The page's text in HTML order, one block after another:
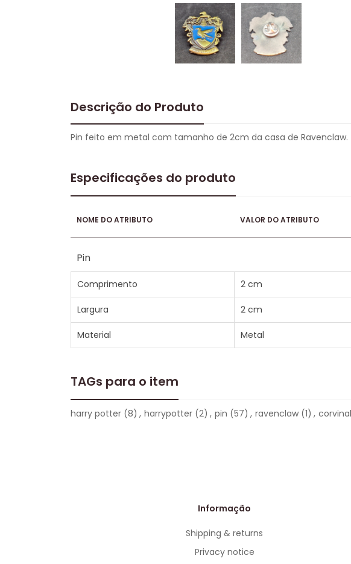
Descrição do Produto
Pin feito em metal com tamanho de 2cm da casa de Ravenclaw.
Especificações do produto
NOME DO ATRIBUTO VALOR DO ATRIBUTO
Pin
Comprimento 2 cm
Largura 2 cm
Material Metal
TAGs para o item
harry potter (8) , harrypotter (2) , pin (57) , ravenclaw (1) , corvinal
Informação
Shipping & returns
Privacy notice